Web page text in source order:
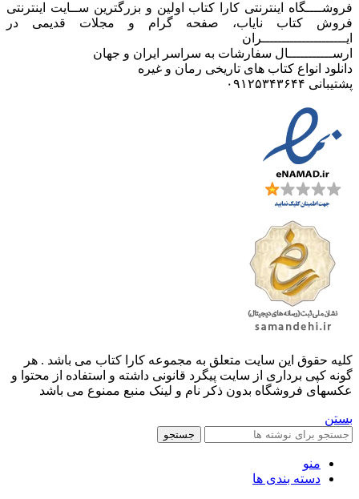
فروشــــگاه اینترنتی کارا کتاب اولین و بزرگترین ســایت اینترنتی
فروش کتاب نایاب، صفحه گرام و مجلات قدیمی در
ایـــــــــــــــــــــران
ارســـــــــــال سفارشات به سراسر ایران و جهان
دانلود انواع کتاب های تاریخی رمان و غیره
پشتیبانی ۰۹۱۲۵۳۴۳۶۴۴
کليه حقوق اين سايت متعلق به مجموعه کارا کتاب می باشد . هر
گونه کپی برداری از سایت پیگرد قانونی داشته و استفاده از محتوا و
عکسهای فروشگاه بدون ذکر نام و لینک منبع ممنوع می باشد
بستن
جستجو
منو
دسته بندی ها